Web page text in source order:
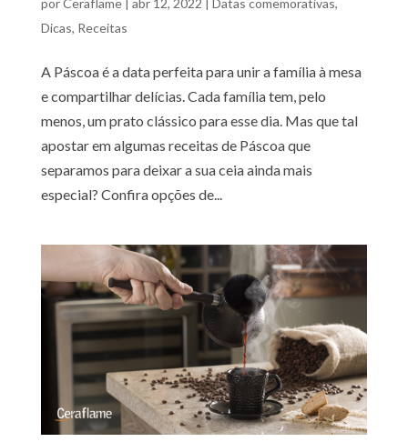
porCeraflame| abr 12, 2022 | Datas comemorativas,
Dicas, Receitas
A Páscoa é a data perfeita para unir a família à mesa
e compartilhar delícias. Cada família tem, pelo
menos, um prato clássico para esse dia. Mas que tal
apostar em algumas receitas de Páscoa que
separamos para deixar a sua ceia ainda mais
especial? Confira opções de...